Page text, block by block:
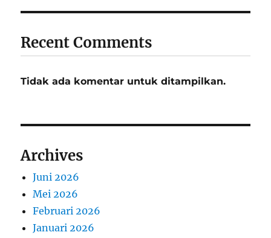
Recent Comments
Tidak ada komentar untuk ditampilkan.
Archives
Juni 2026
Mei 2026
Februari 2026
Januari 2026